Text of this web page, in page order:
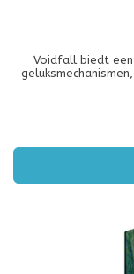
Voidfall biedt
Verken en herover
zonder